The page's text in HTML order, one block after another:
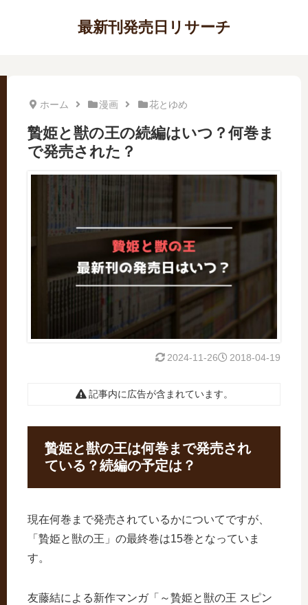
最新刊発売日リサーチ
ホーム 漫画 花とゆめ
贄姫と獣の王の続編はいつ？何巻ま
で発売された？
2018-04-19
2024-11-26
記事内に広告が含まれています。
贄姫と獣の王は何巻まで発売され
ている？続編の予定は？
現在何巻まで発売されているかについてですが、
「贄姫と獣の王」の最終巻は15巻となっていま
す。
友藤結による新作マンガ「～贄姫と獣の王 スピン